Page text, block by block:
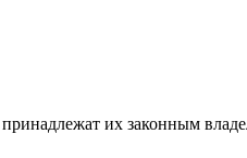
их законным